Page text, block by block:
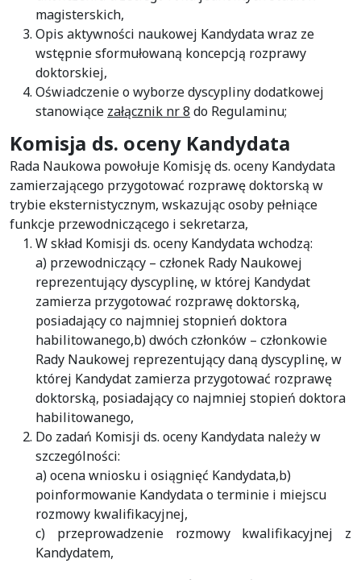
magisterskich,
Opis aktywności naukowej Kandydata wraz ze
wstępnie sformułowaną koncepcją rozprawy
doktorskiej,
Oświadczenie o wyborze dyscypliny dodatkowej
stanowiące załącznik nr 8 do Regulaminu;
Komisja ds. oceny Kandydata
Rada Naukowa powołuje Komisję ds. oceny Kandydata
zamierzającego przygotować rozprawę doktorską w
trybie eksternistycznym, wskazując osoby pełniące
funkcje przewodniczącego i sekretarza,
W skład Komisji ds. oceny Kandydata wchodzą:
a) przewodniczący – członek Rady Naukowej
reprezentujący dyscyplinę, w której Kandydat
zamierza przygotować rozprawę doktorską,
posiadający co najmniej stopnień doktora
habilitowanego,b) dwóch członków – członkowie
Rady Naukowej reprezentujący daną dyscyplinę, w
której Kandydat zamierza przygotować rozprawę
doktorską, posiadający co najmniej stopień doktora
habilitowanego,
Do zadań Komisji ds. oceny Kandydata należy w
szczególności:
a) ocena wniosku i osiągnięć Kandydata,b)
poinformowanie Kandydata o terminie i miejscu
rozmowy kwalifikacyjnej,
c) przeprowadzenie rozmowy kwalifikacyjnej z
Kandydatem,